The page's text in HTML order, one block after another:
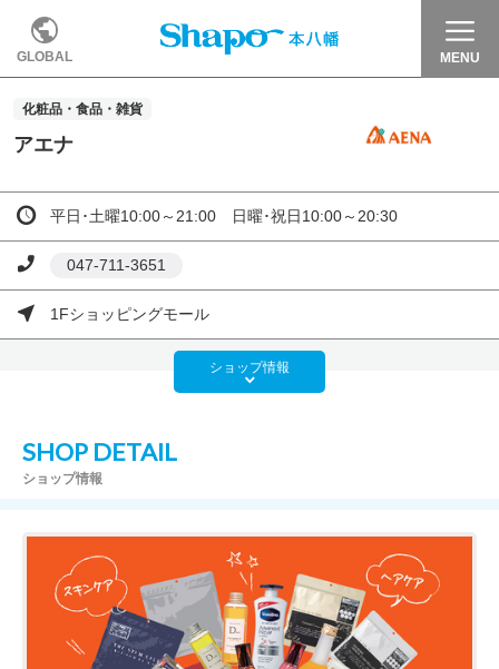
GLOBAL MENU
化粧品・食品・雑貨
アエナ
平日･土曜10:00～21:00 日曜･祝日10:00～20:30
047-711-3651
1Fショッピングモール
ショップ情報
SHOP DETAIL
ショップ情報